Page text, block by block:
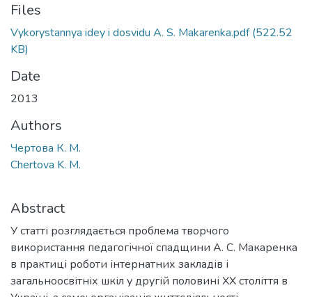
Files
Vykorystannya idey i dosvidu A. S. Makarenka.pdf(522.52
KB)
Date
2013
Authors
Чертова К. М.
Chertova K. M.
Abstract
У статті розглядається проблема творчого
використання педагогічної спадщини А. С. Макаренка
в практиці роботи інтернатних закладів і
загальноосвітніх шкіл у другій половині ХХ століття в